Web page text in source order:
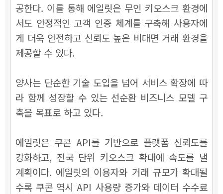
공한다. 이를 통해 에일릿은 무인 키오스크 환경에
서도 안정적인 고객 인증 체계를 구축해 사용자에
게 더욱 안전하고 신뢰도 높은 비대면 거래 환경을
제공할 수 있다.
양사는 단순한 기술 도입을 넘어 서비스 확장에 따
라 함께 성장할 수 있는 선순환 비즈니스 모델 구
축을 목표로 하고 있다.
에일릿은 쿠콘 API를 기반으로 플랫폼 신뢰도를
강화하고, 전국 단위 키오스크 확대에 속도를 낼
계획이다. 에일릿의 이용자와 거래 규모가 확대될
수록 쿠콘 역시 API 사용량 증가와 데이터 수수료